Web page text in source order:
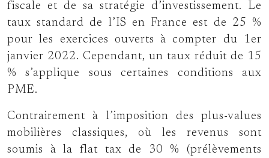
fiscale et de sa stratégie d’investissement. Le
taux standard de l’IS en France est de 25 %
pour les exercices ouverts à compter du 1er
janvier 2022. Cependant, un taux réduit de 15
% s’applique sous certaines conditions aux
PME.
Contrairement à l’imposition des plus-values
mobilières classiques, où les revenus sont
soumis à la flat tax de 30 % (prélèvements